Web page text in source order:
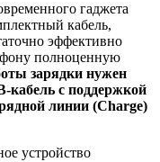
гаджета
кабель,
эффективно
полноценную
зарядки нужен
кабель с поддержкой
линии (Charge)
устройство